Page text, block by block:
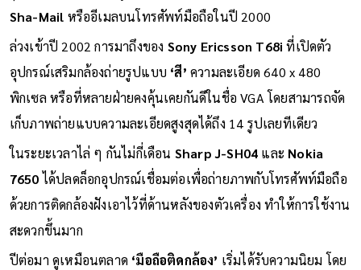
Sha-Mail หรืออีเมลบนโทรศัพท์มือถือในปี 2000
ล่วงเข้าปี 2002 การมาถึงของ Sony Ericsson T68i ที่เปิดตัว
อุปกรณ์เสริมกล้องถ่ายรูปแบบ ‘สี’ความละเอียด 640 x 480
พิกเซล หรือที่หลายฝ่ายคงคุ้นเคยกันดีในชื่อ VGA โดยสามารถจัด
เก็บภาพถ่ายแบบความละเอียดสูงสุดได้ถึง 14 รูปเลยทีเดียว
ในระยะเวลาไล่ ๆ กันไม่กี่เดือน Sharp J-SH04 และ Nokia
7650ได้ปลดล็อกอุปกรณ์เชื่อมต่อเพื่อถ่ายภาพกับโทรศัพท์มือถือ
ด้วยการติดกล้องฝังเอาไว้ที่ด้านหลังของตัวเครื่อง ทำให้การใช้งาน
สะดวกขึ้นมาก
ปีต่อมา ดูเหมือนตลาด ‘มือถือติดกล้อง’ เริ่มได้รับความนิยม โดย